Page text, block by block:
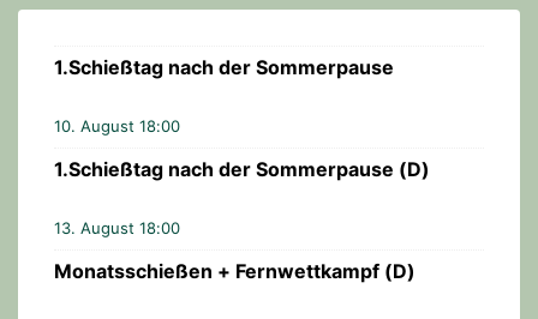
1.Schießtag nach der Sommerpause
10. August 18:00
1.Schießtag nach der Sommerpause (D)
13. August 18:00
Monatsschießen + Fernwettkampf (D)